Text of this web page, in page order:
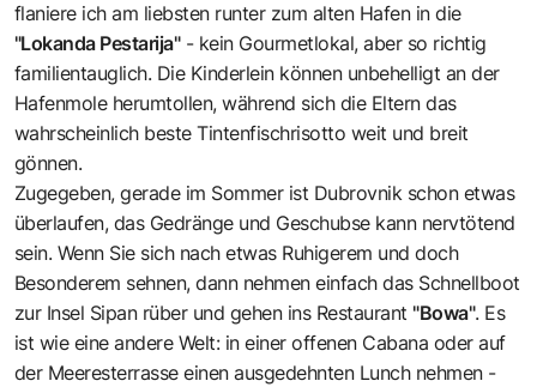
flaniere ich am liebsten runter zum alten Hafen in die
"Lokanda Pestarija"- kein Gourmetlokal, aber so richtig
familientauglich. Die Kinderlein können unbehelligt an der
Hafenmole herumtollen, während sich die Eltern das
wahrscheinlich beste Tintenfischrisotto weit und breit
gönnen.
Zugegeben, gerade im Sommer ist Dubrovnik schon etwas
überlaufen, das Gedränge und Geschubse kann nervtötend
sein. Wenn Sie sich nach etwas Ruhigerem und doch
Besonderem sehnen, dann nehmen einfach das Schnellboot
zur Insel Sipan rüber und gehen ins Restaurant "Bowa". Es
ist wie eine andere Welt: in einer offenen Cabana oder auf
der Meeresterrasse einen ausgedehnten Lunch nehmen -